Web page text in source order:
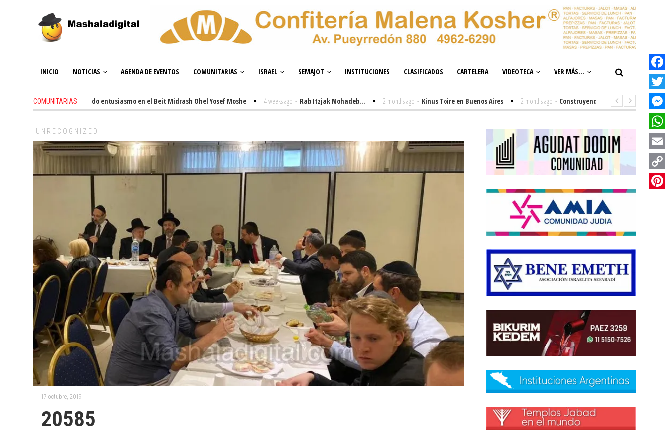
INICIO NOTICIAS AGENDA DE EVENTOS COMUNITARIAS ISRAEL SEMAJOT INSTITUCIONES CLASIFICADOS CARTELERA VIDEOTECA VER MÁS...
COMUNITARIAS
3 weeks ago - Renovado entusiasmo en el Beit Midrash Ohel Yosef Moshe 4 weeks ago - Rab Itzjak Mohadeb... 2 months ago - Kinus Toire en Buenos Aires 2 months ago - Construyendo el futuro de la inclusión en
UNRECOGNIZED
17 octubre, 2019
20585
Facebook
Twitter
Email
Copy